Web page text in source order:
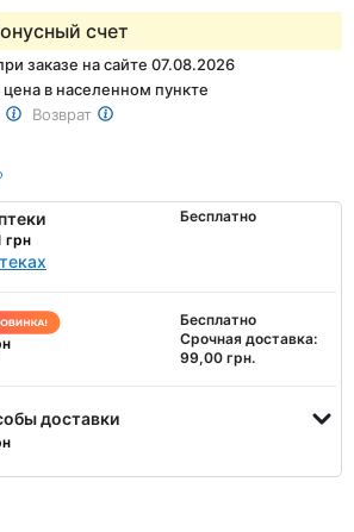
счет
заказе на сайте 07.08.2026
в населенном пункте
Возврат
грн
Бесплатно
Бесплатно
Срочная доставка:
99,00 грн.
доставки